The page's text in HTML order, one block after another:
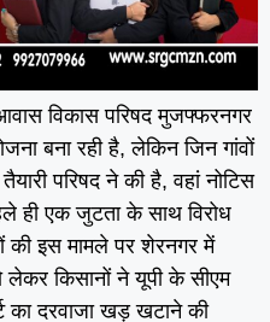
विकास परिषद मुजफ्फरनगर
बना रही है, लेकिन जिन गांवों
परिषद ने की है, वहां नोटिस
ही एक जुटता के साथ विरोध
की इस मामले पर शेरनगर में
किसानों ने यूपी के सीएम
का दरवाजा खड़ खटाने की